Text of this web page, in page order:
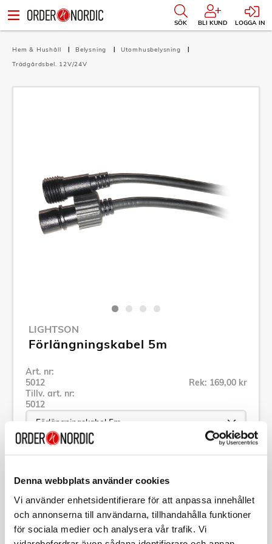
Denna webbplats använder cookies
Vi använder enhetsidentifierare för att anpassa innehållet
och annonserna till användarna, tillhandahålla funktioner
för sociala medier och analysera vår trafik. Vi
SÖK BLI KUND LOGGA IN
Hem & Hushåll Belysning
Utomhusbelysning
Trädgårdsbel. 12V/24V
LIGHTSON
Förlängningskabel 5m
Art. nr:
5012
Tillv. art. nr:
5012
Rek: 169,00 kr
Specifikation
Beskrivning